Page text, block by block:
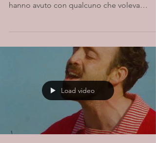
hanno avuto con qualcuno che voleva
Load video